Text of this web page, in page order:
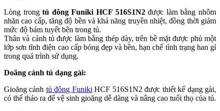
Lòng trongtủ đông Funiki HCF 516S1N2được làm bằng nhôm
nhăn cao cấp, tăng độ bền và khả năng truyền nhiệt, đồng thời giảm
mức độ bám tuyết bên trong tủ.
Thân và cánh tủ được làm bằng thép dày, trên bề mặt được phủ một
lớp sơn tĩnh điện cao cấp bóng đẹp và bền, hạn chế tình trạng han gỉ
trong quá trình sử dụng.
Doăng cánh tủ dạng gài:
Gioăng cánh tủ đông Funiki HCF 516S1N2 được thiết kế dạng gài,
có thể tháo ra để vệ sinh gioăng dễ dàng và nâng cao tuổi thọ của tủ.